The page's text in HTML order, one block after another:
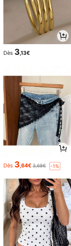
Dès 3,13€
Dès 3,64€ 3,68€ -1%